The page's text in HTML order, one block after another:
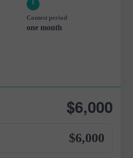
Contest period
one month
$6,000
$6,000